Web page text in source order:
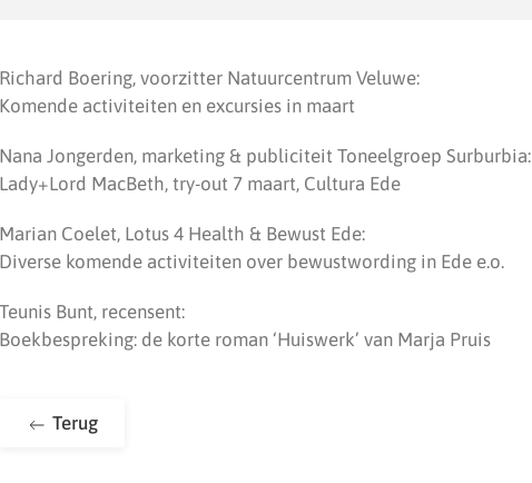
Richard Boering, voorzitter Natuurcentrum Veluwe:
Komende activiteiten en excursies in maart
Nana Jongerden, marketing & publiciteit Toneelgroep Surburbia:
Lady+Lord MacBeth, try-out 7 maart, Cultura Ede
Marian Coelet, Lotus 4 Health & Bewust Ede:
Diverse komende activiteiten over bewustwording in Ede e.o.
Teunis Bunt, recensent:
Boekbespreking: de korte roman ‘Huiswerk’ van Marja Pruis
Terug